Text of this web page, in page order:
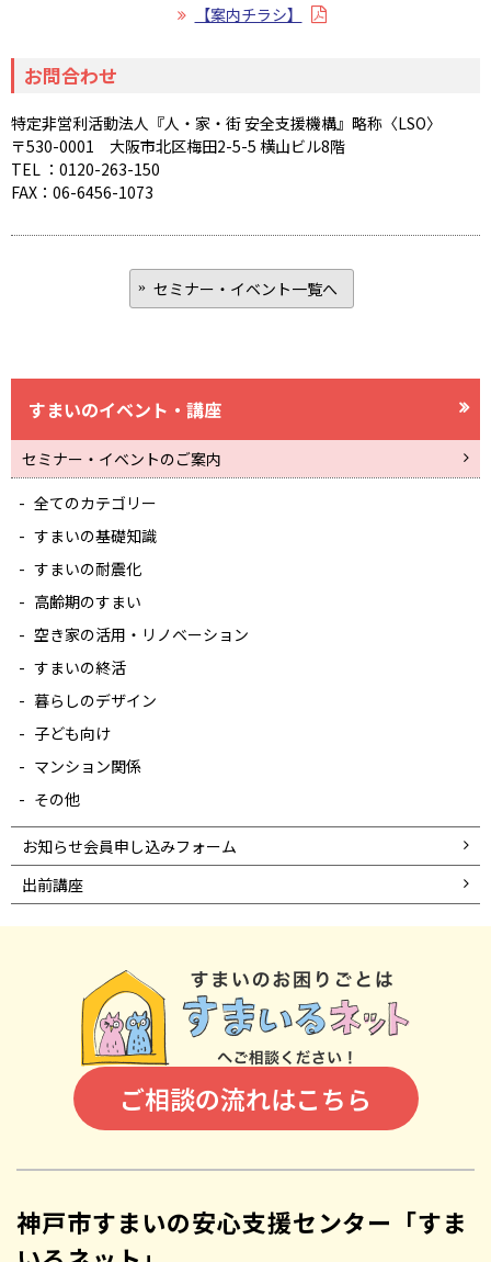
【案内チラシ】
お問合わせ
特定非営利活動法人『人・家・街 安全支援機構』略称〈LSO〉
〒530-0001 大阪市北区梅田2-5-5 横山ビル8階
TEL ：0120-263-150
FAX：06-6456-1073
セミナー・イベント一覧へ
すまいのイベント・講座
セミナー・イベントのご案内
全てのカテゴリー
すまいの基礎知識
すまいの耐震化
高齢期のすまい
空き家の活用・リノベーション
すまいの終活
暮らしのデザイン
子ども向け
マンション関係
その他
お知らせ会員申し込みフォーム
出前講座
ご相談の流れはこちら
神戸市すまいの安心支援センター「すま